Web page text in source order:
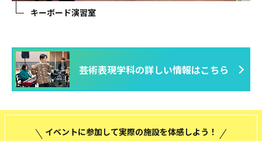
図書館
芸術表現学科の詳しい情報はこちら
イベントに参加して実際の施設を体感しよう！